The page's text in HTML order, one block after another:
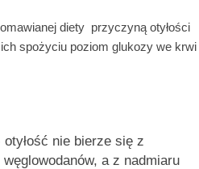
diety przyczyną otyłości
spożyciu poziom glukozy we krwi
otyłość nie bierze się z
a z nadmiaru